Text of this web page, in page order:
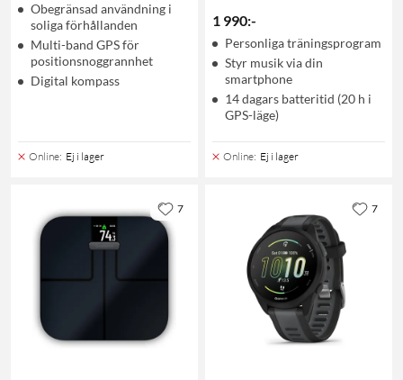
Obegränsad användning i
soliga förhållanden
Multi-band GPS för
positionsnoggrannhet
Digital kompass
Online: Ej i lager
1 990:-
Personliga träningsprogram
Styr musik via din
smartphone
14 dagars batteritid (20 h i
GPS-läge)
Online: Ej i lager
7 7